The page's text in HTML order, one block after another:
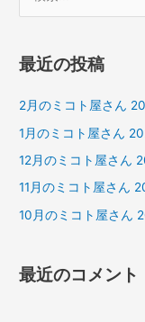
象
最近の投稿
2月のミコト屋さん
1月のミコト屋さん
12月のミコト屋さん
11月のミコト屋さん
10月のミコト屋さん
最近のコメント